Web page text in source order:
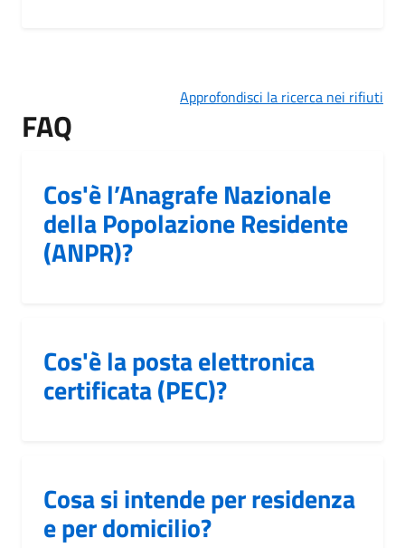
Approfondisci la ricerca nei rifiuti
FAQ
Cos'è l’Anagrafe Nazionale
della Popolazione Residente
(ANPR)?
Cos'è la posta elettronica
certificata (PEC)?
Cosa si intende per residenza
e per domicilio?